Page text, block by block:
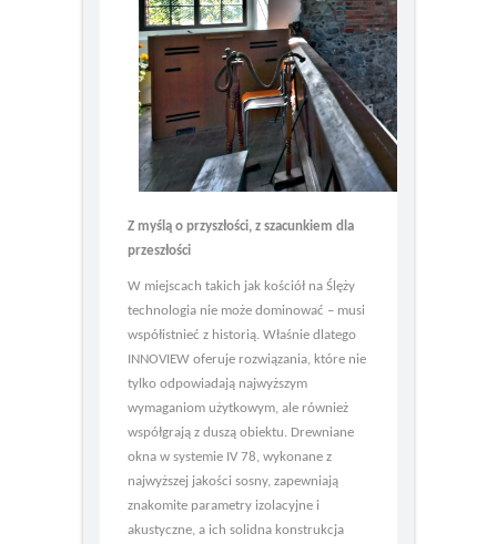
Z myślą o przyszłości, z szacunkiem dla
W miejscach takich jak kościół na Ślęży
technologia nie może dominować – musi
współistnieć z historią. Właśnie dlatego
INNOVIEW oferuje rozwiązania, które nie
tylko odpowiadają najwyższym
wymaganiom użytkowym, ale również
współgrają z duszą obiektu. Drewniane
okna w systemie IV 78, wykonane z
najwyższej jakości sosny, zapewniają
znakomite parametry izolacyjne i